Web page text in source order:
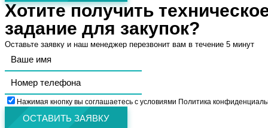
Хотите получить
задание для закупок?
Оставьте заявку и наш менеджер перезвонит вам в течение 5 минут
Нажимая кнопку вы соглашаетесь с условиями Политика
ОСТАВИТЬ ЗАЯВКУ